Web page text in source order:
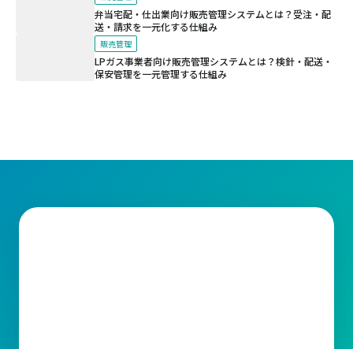
弁当宅配・仕出業向け販売管理システムとは？受注・配
送・請求を一元化する仕組み
販売管理
LPガス事業者向け販売管理システムとは？検針・配送・
保安管理を一元管理する仕組み